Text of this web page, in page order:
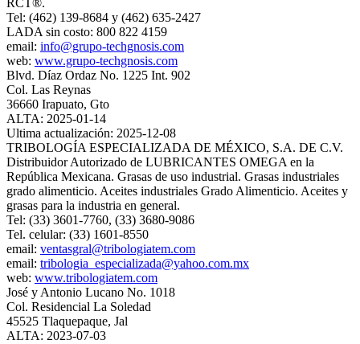
Tel: (462) 139-8684 y (462) 635-2427
LADA sin costo: 800 822 4159
email: info@grupo-techgnosis.com
web: www.grupo-techgnosis.com
Blvd. Díaz Ordaz No. 1225 Int. 902
Col. Las Reynas
36660 Irapuato, Gto
ALTA: 2025-01-14
Ultima actualización: 2025-12-08
TRIBOLOGÍA ESPECIALIZADA DE MÉXICO, S.A. DE C.V.
Distribuidor Autorizado de LUBRICANTES OMEGA en la
República Mexicana. Grasas de uso industrial. Grasas industriales
grado alimenticio. Aceites industriales Grado Alimenticio. Aceites y
grasas para la industria en general.
Tel: (33) 3601-7760, (33) 3680-9086
Tel. celular: (33) 1601-8550
email: ventasgral@tribologiatem.com
email: tribologia_especializada@yahoo.com.mx
web: www.tribologiatem.com
José y Antonio Lucano No. 1018
Col. Residencial La Soledad
45525 Tlaquepaque, Jal
ALTA: 2023-07-03